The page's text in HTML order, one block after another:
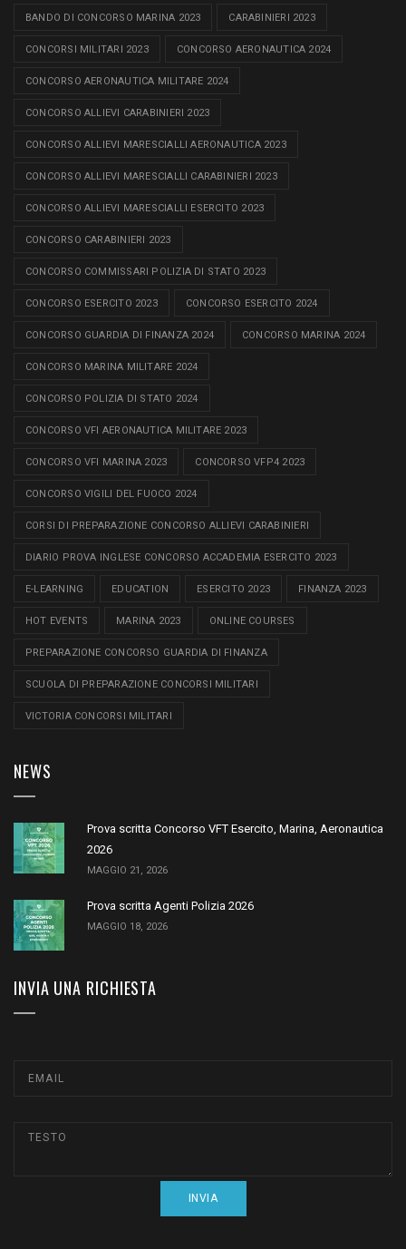
BANDO DI CONCORSO MARINA 2023 CARABINIERI 2023
CONCORSI MILITARI 2023 CONCORSO AERONAUTICA 2024
CONCORSO AERONAUTICA MILITARE 2024
CONCORSO ALLIEVI CARABINIERI 2023
CONCORSO ALLIEVI MARESCIALLI AERONAUTICA 2023
CONCORSO ALLIEVI MARESCIALLI CARABINIERI 2023
CONCORSO ALLIEVI MARESCIALLI ESERCITO 2023
CONCORSO CARABINIERI 2023
CONCORSO COMMISSARI POLIZIA DI STATO 2023
CONCORSO ESERCITO 2023 CONCORSO ESERCITO 2024
CONCORSO GUARDIA DI FINANZA 2024 CONCORSO MARINA 2024
CONCORSO MARINA MILITARE 2024
CONCORSO POLIZIA DI STATO 2024
CONCORSO VFI AERONAUTICA MILITARE 2023
CONCORSO VFI MARINA 2023 CONCORSO VFP4 2023
CONCORSO VIGILI DEL FUOCO 2024
CORSI DI PREPARAZIONE CONCORSO ALLIEVI CARABINIERI
DIARIO PROVA INGLESE CONCORSO ACCADEMIA ESERCITO 2023
E-LEARNING EDUCATION ESERCITO 2023 FINANZA 2023
HOT EVENTS MARINA 2023 ONLINE COURSES
PREPARAZIONE CONCORSO GUARDIA DI FINANZA
SCUOLA DI PREPARAZIONE CONCORSI MILITARI
VICTORIA CONCORSI MILITARI
NEWS
Prova scritta Concorso VFT Esercito, Marina, Aeronautica
2026
MAGGIO 21, 2026
Prova scritta Agenti Polizia 2026
MAGGIO 18, 2026
INVIA UNA RICHIESTA